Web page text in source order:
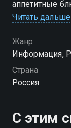
аппетитные
просто
Посмотреть
вы можете
качестве на
Читать дальше
Жанр
Информация,
Страна
Россия
С этим